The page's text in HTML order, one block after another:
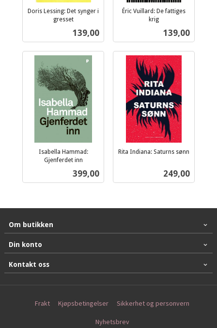
Doris Lessing: Det synger i
gresset
Pris
139,00
Éric Vuillard: De fattiges
krig
Pris
139,00
Isabella Hammad:
Gjenferdet inn
Pris
399,00
Rita Indiana: Saturns sønn
Pris
249,00
Om butikken
Din konto
Kontakt oss
Frakt Kjøpsbetingelser Sikkerhet og personvern
Nyhetsbrev